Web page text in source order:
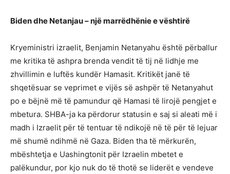
Biden dhe Netanjau – një marrëdhënie e vështirë
Kryeministri izraelit, Benjamin Netanyahu është përballur
me kritika të ashpra brenda vendit të tij në lidhje me
zhvillimin e luftës kundër Hamasit. Kritikët janë të
shqetësuar se veprimet e vijës së ashpër të Netanyahut
po e bëjnë më të pamundur që Hamasi të lirojë pengjet e
mbetura. SHBA-ja ka përdorur statusin e saj si aleati më i
madh i Izraelit për të tentuar të ndikojë në të për të lejuar
më shumë ndihmë në Gaza. Biden tha të mërkurën,
mbështetja e Uashingtonit për Izraelin mbetet e
palëkundur, por kjo nuk do të thotë se liderët e vendeve